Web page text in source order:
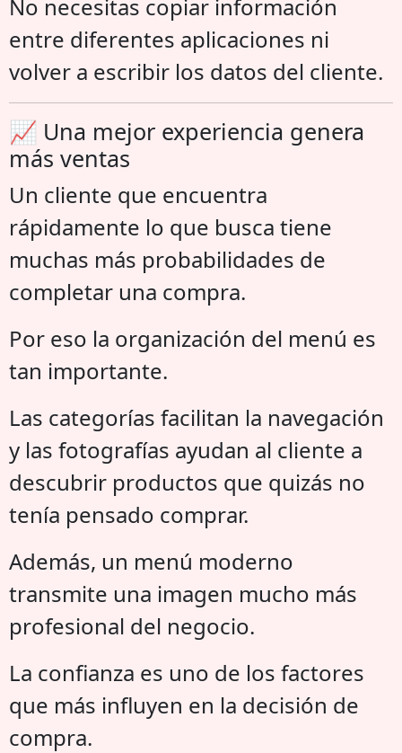
No necesitas copiar información
entre diferentes aplicaciones ni
volver a escribir los datos del cliente.
📈 Una mejor experiencia genera
más ventas
Un cliente que encuentra
rápidamente lo que busca tiene
muchas más probabilidades de
completar una compra.
Por eso la organización del menú es
tan importante.
Las categorías facilitan la navegación
y las fotografías ayudan al cliente a
descubrir productos que quizás no
tenía pensado comprar.
Además, un menú moderno
transmite una imagen mucho más
profesional del negocio.
La confianza es uno de los factores
que más influyen en la decisión de
compra.